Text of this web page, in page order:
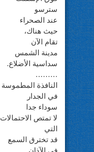
سترسو
عند الصحراء
حيث هناك،
تقام الآن
مدينة الشمس
سداسية الأضلاع.
………
النافذة المطموسة
في الجدار
سوداء جدا
لا تمتص الاحتمالات
التي
قد تخترق السمع